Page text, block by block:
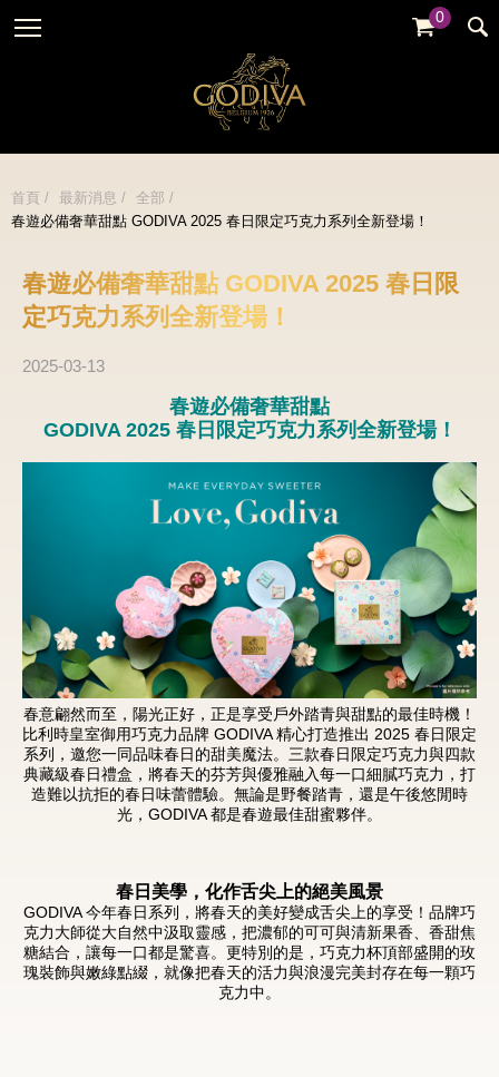
0
全部
全部
金裝禮盒
婚禮系列
新品 / 季節性商品
歡聚系列
百年限定系列
冰享系列
玩具總動員
中秋系列
休閒分享
巧克力磚/巧克力豆
G Cube 松露巧克力
可可粉/咖啡粉
全部
白巧克力
冰淇淋
蛋糕
婚禮系列
GODIVA故事
GODIVA大師團隊
首頁 最新消息
全部
春遊必備奢華甜點 GODIVA 2025 春日限定巧克力系列全新登場！
春遊必備奢華甜點 GODIVA 2025 春日限
定巧克力系列全新登場！
2025-03-13
春遊必備奢華甜點
GODIVA 2025 春日限定巧克力系列全新登場！
春意翩然而至，陽光正好，正是享受戶外踏青與甜點的最佳時機！
比利時皇室御用巧克力品牌 GODIVA 精心打造推出 2025 春日限定
系列，邀您一同品味春日的甜美魔法。 三款春日限定巧克力與四款
典藏級春日禮盒，將春天的芬芳與優雅融入每一口細膩巧克力，打
造難以抗拒的春日味蕾體驗。無論是野餐踏青，還是午後悠閒時
光，GODIVA 都是春遊最佳甜蜜夥伴。
春日美學，化作舌尖上的絕美風景
GODIVA 今年春日系列，將春天的美好變成舌尖上的享受！品牌巧
克力大師從大自然中汲取靈感，把濃郁的可可與清新果香、香甜焦
糖結合，讓每一口都是驚喜。更特別的是，巧克力杯頂部盛開的玫
瑰裝飾與嫩綠點綴，就像把春天的活力與浪漫完美封存在每一顆巧
克力中。